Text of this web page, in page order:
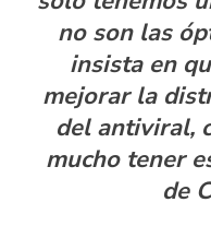
no son las
insista en
mejorar la
del antiviral,
mucho tener
de